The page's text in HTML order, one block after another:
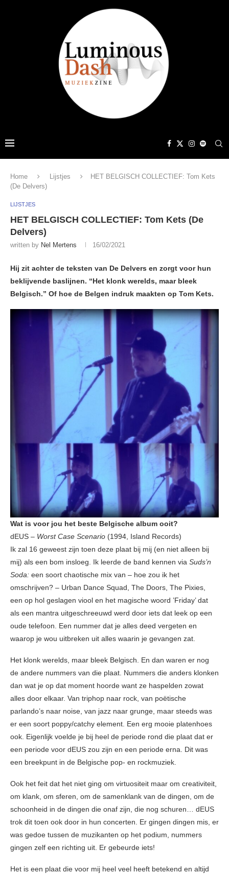
Home Lijstjes
HET BELGISCH COLLECTIEF: Tom Kets
(De Delvers)
LIJSTJES
HET BELGISCH COLLECTIEF: Tom Kets (De
Delvers)
written by Nel Mertens 16/02/2021
Hij zit achter de teksten van De Delvers en zorgt voor hun
beklijvende baslijnen. “Het klonk werelds, maar bleek
Belgisch.” Of hoe de Belgen indruk maakten op Tom Kets.
Wat is voor jou het beste Belgische album ooit?
dEUS – Worst Case Scenario (1994, Island Records)
Ik zal 16 geweest zijn toen deze plaat bij mij (en niet alleen bij
mij) als een bom insloeg. Ik leerde de band kennen via Suds’n
Soda: een soort chaotische mix van – hoe zou ik het
omschrijven? – Urban Dance Squad, The Doors, The Pixies,
een op hol geslagen viool en het magische woord ’Friday’ dat
als een mantra uitgeschreeuwd werd door iets dat leek op een
oude telefoon. Een nummer dat je alles deed vergeten en
waarop je wou uitbreken uit alles waarin je gevangen zat.
Het klonk werelds, maar bleek Belgisch. En dan waren er nog
de andere nummers van die plaat. Nummers die anders klonken
dan wat je op dat moment hoorde want ze haspelden zowat
alles door elkaar. Van triphop naar rock, van poëtische
parlando’s naar noise, van jazz naar grunge, maar steeds was
er een soort poppy/catchy element. Een erg mooie platenhoes
ook. Eigenlijk voelde je bij heel de periode rond die plaat dat er
een periode voor dEUS zou zijn en een periode erna. Dit was
een breekpunt in de Belgische pop- en rockmuziek.
Ook het feit dat het niet ging om virtuositeit maar om creativiteit,
om klank, om sferen, om de samenklank van de dingen, om de
schoonheid in de dingen die onaf zijn, die nog schuren… dEUS
trok dit toen ook door in hun concerten. Er gingen dingen mis, er
was gedoe tussen de muzikanten op het podium, nummers
gingen zelf een richting uit. Er gebeurde iets!
Het is een plaat die voor mij heel veel heeft betekend en altijd